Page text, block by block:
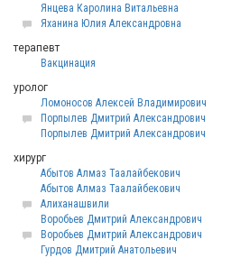
Янцева Каролина Витальевна
Яханина Юлия Александровна
терапевт
Вакцинация
уролог
Ломоносов Алексей Владимирович
Порпылев Дмитрий Александрович
Порпылев Дмитрий Александрович
хирург
Абытов Алмаз Таалайбекович
Абытов Алмаз Таалайбекович
Алиханашвили
Воробьев Дмитрий Александрович
Воробьев Дмитрий Александрович
Гурдов Дмитрий Анатольевич